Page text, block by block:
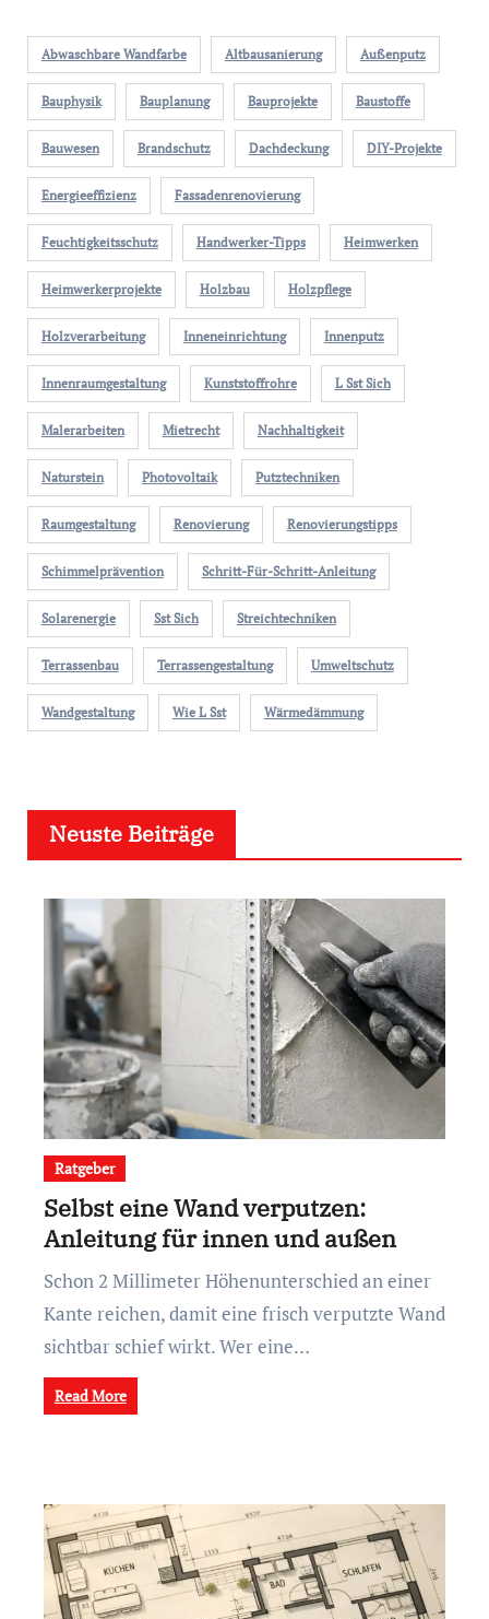
Abwaschbare Wandfarbe Altbausanierung Außenputz
Bauphysik Bauplanung Bauprojekte Baustoffe
Bauwesen Brandschutz Dachdeckung DIY-Projekte
Energieeffizienz Fassadenrenovierung
Feuchtigkeitsschutz Handwerker-Tipps Heimwerken
Heimwerkerprojekte Holzbau Holzpflege
Holzverarbeitung Inneneinrichtung Innenputz
Innenraumgestaltung Kunststoffrohre L Sst Sich
Malerarbeiten Mietrecht Nachhaltigkeit
Naturstein Photovoltaik Putztechniken
Raumgestaltung Renovierung Renovierungstipps
Schimmelprävention Schritt-Für-Schritt-Anleitung
Solarenergie Sst Sich Streichtechniken
Terrassenbau Terrassengestaltung Umweltschutz
Wandgestaltung Wie L Sst Wärmedämmung
Neuste Beiträge
Ratgeber
Selbst eine Wand verputzen:
Anleitung für innen und außen
Schon 2 Millimeter Höhenunterschied an einer
Kante reichen, damit eine frisch verputzte Wand
sichtbar schief wirkt. Wer eine…
Read More